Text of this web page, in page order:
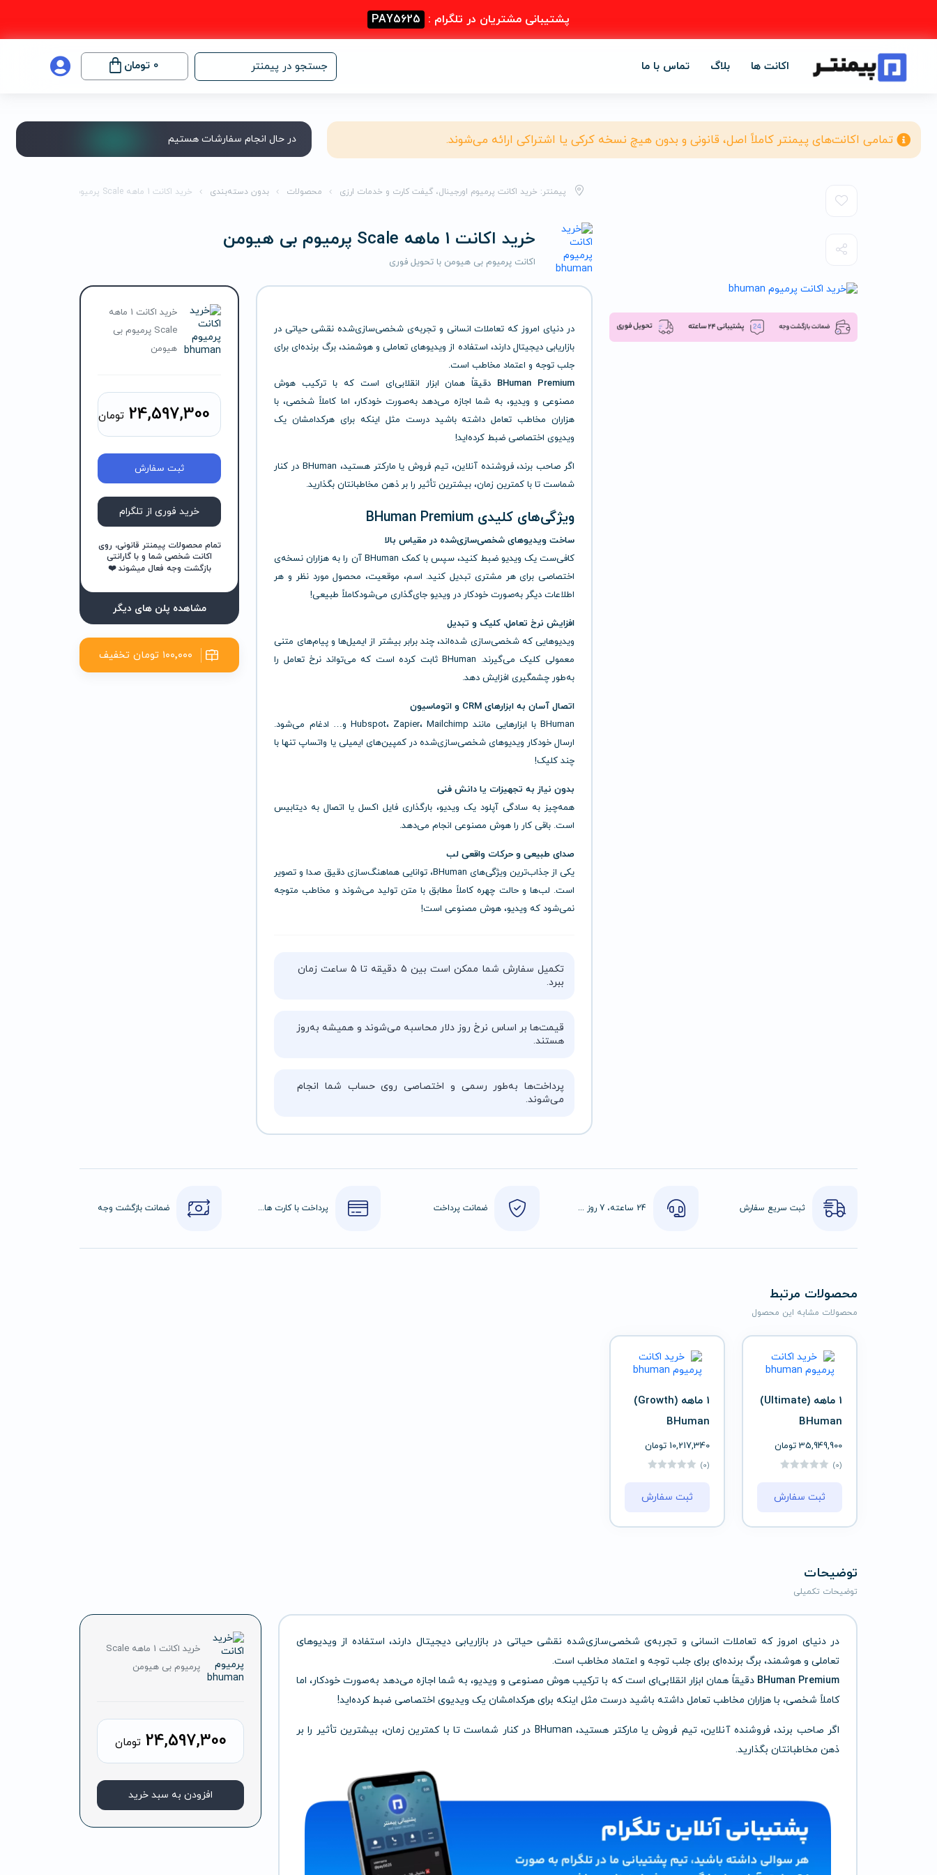
پشتیبانی مشتریان در تلگرام : PAY5625
اکانت ها بلاگ تماس با ما جستجو در پیمنتر 0 تومان
تمامی اکانت‌های پیمنتر کاملاً اصل، قانونی و بدون هیچ نسخه کرکی یا اشتراکی ارائه می‌شوند. در حال انجام سفارشات هستیم
پیمنتر: خرید اکانت پرمیوم اورجینال، گیفت کارت و خدمات ارزی محصولات بدون دسته‌بندی خرید اکانت 1 ماهه Scale پرمیوم بی هیومن
خرید اکانت 1 ماهه Scale پرمیوم بی هیومن
اکانت پرمیوم بی هیومن با تحویل فوری
در دنیای امروز که تعاملات انسانی و تجربه‌ی شخصی‌سازی‌شده نقشی حیاتی در
بازاریابی دیجیتال دارند، استفاده از ویدیوهای تعاملی و هوشمند، برگ برنده‌ای برای
جلب توجه و اعتماد مخاطب است.
BHuman Premium دقیقاً همان ابزار انقلابی‌ای است که با ترکیب هوش
مصنوعی و ویدیو، به شما اجازه می‌دهد به‌صورت خودکار، اما کاملاً شخصی، با
هزاران مخاطب تعامل داشته باشید درست مثل اینکه برای هرکدامشان یک
ویدیوی اختصاصی ضبط کرده‌اید!
اگر صاحب برند، فروشنده آنلاین، تیم فروش یا مارکتر هستید، BHuman در کنار
شماست تا با کمترین زمان، بیشترین تأثیر را بر ذهن مخاطبانتان بگذارید.
ویژگی‌های کلیدی BHuman Premium
ساخت ویدیوهای شخصی‌سازی‌شده در مقیاس بالا
کافی‌ست یک ویدیو ضبط کنید، سپس با کمک BHuman آن را به هزاران نسخه‌ی
اختصاصی برای هر مشتری تبدیل کنید. اسم، موقعیت، محصول مورد نظر و هر
اطلاعات دیگر به‌صورت خودکار در ویدیو جای‌گذاری می‌شودکاملاً طبیعی!
افزایش نرخ تعامل، کلیک و تبدیل
ویدیوهایی که شخصی‌سازی شده‌اند، چند برابر بیشتر از ایمیل‌ها و پیام‌های متنی
معمولی کلیک می‌گیرند. BHuman ثابت کرده است که می‌تواند نرخ تعامل را
به‌طور چشمگیری افزایش دهد.
اتصال آسان به ابزارهای CRM و اتوماسیون
BHuman با ابزارهایی مانند Hubspot، Zapier، Mailchimp و… ادغام می‌شود.
ارسال خودکار ویدیوهای شخصی‌سازی‌شده در کمپین‌های ایمیلی یا واتساپ تنها با
چند کلیک!
بدون نیاز به تجهیزات یا دانش فنی
همه‌چیز به سادگی آپلود یک ویدیو، بارگذاری فایل اکسل یا اتصال به دیتابیس
است. باقی کار را هوش مصنوعی انجام می‌دهد.
صدای طبیعی و حرکات واقعی لب
یکی از جذاب‌ترین ویژگی‌های BHuman، توانایی هماهنگ‌سازی دقیق صدا و تصویر
است. لب‌ها و حالت چهره‌ کاملاً مطابق با متن تولید می‌شوند و مخاطب متوجه
نمی‌شود که ویدیو، هوش مصنوعی است!
تکمیل سفارش شما ممکن است بین ۵ دقیقه تا ۵ ساعت زمان
ببرد.
قیمت‌ها بر اساس نرخ روز دلار محاسبه می‌شوند و همیشه به‌روز
هستند.
پرداخت‌ها به‌طور رسمی و اختصاصی روی حساب شما انجام
می‌شوند.
خرید اکانت 1 ماهه
Scale پرمیوم بی
هیومن
24,597,300 تومان
ثبت سفارش
خرید فوری از تلگرام
تمام محصولات پیمنتر قانونی، روی
اکانت شخصی شما و با گارانتی
بازگشت وجه فعال میشوند ❤️
مشاهده پلن های دیگر
۱۰۰٬۰۰۰ تومان تخفیف
ثبت سریع سفارش 24 ساعته، 7 روز هفته ضمانت پرداخت پرداخت با کارت های عضو شتاب ضمانت بازگشت وجه
محصولات مرتبط
محصولات مشابه این محصول
1 ماهه (Ultimate)
BHuman
35,949,900 تومان
(0)
ثبت سفارش
1 ماهه (Growth)
BHuman
10,217,340 تومان
(0)
ثبت سفارش
توضیحات
توضیحات تکمیلی
در دنیای امروز که تعاملات انسانی و تجربه‌ی شخصی‌سازی‌شده نقشی حیاتی در بازاریابی دیجیتال دارند، استفاده از ویدیوهای
تعاملی و هوشمند، برگ برنده‌ای برای جلب توجه و اعتماد مخاطب است.
BHuman Premium دقیقاً همان ابزار انقلابی‌ای است که با ترکیب هوش مصنوعی و ویدیو، به شما اجازه می‌دهد به‌صورت خودکار، اما
کاملاً شخصی، با هزاران مخاطب تعامل داشته باشید درست مثل اینکه برای هرکدامشان یک ویدیوی اختصاصی ضبط کرده‌اید!
اگر صاحب برند، فروشنده آنلاین، تیم فروش یا مارکتر هستید، BHuman در کنار شماست تا با کمترین زمان، بیشترین تأثیر را بر
ذهن مخاطبانتان بگذارید.
خرید اکانت 1 ماهه Scale
پرمیوم بی هیومن
24,597,300 تومان
افزودن به سبد خرید